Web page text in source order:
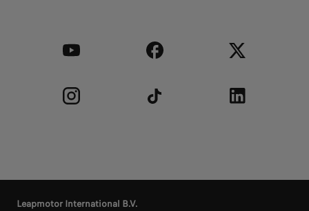
Leapmotor International B.V.